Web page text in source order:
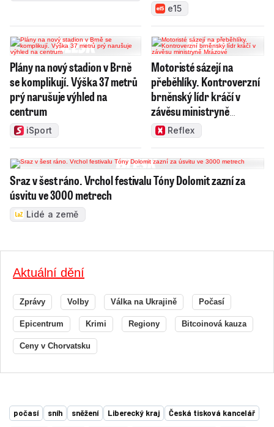
e15
Plány na nový stadion v Brně
se komplikují. Výška 37 metrů
prý narušuje výhled na
centrum
iSport
Motoristé sázejí na
přeběhlíky. Kontroverzní
brněnský lídr kráčí v
závěsu ministryně
Mrázové
Reflex
Sraz v šest ráno. Vrchol festivalu Tóny Dolomit zazní za
úsvitu ve 3000 metrech
Lidé a země
Aktuální dění
Zprávy Volby Válka na Ukrajině Počasí
Epicentrum Krimi Regiony Bitcoinová kauza
Ceny v Chorvatsku
počasí sníh sněžení Liberecký kraj Česká tisková kancelář